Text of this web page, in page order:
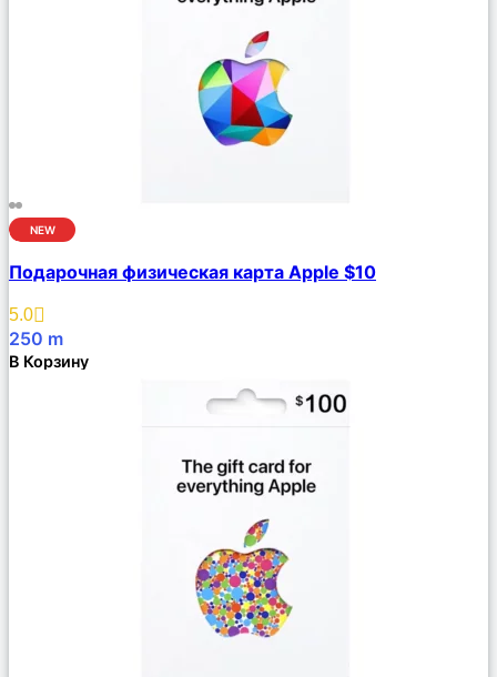
NEW
Описание
Избранное
Подарочная физическая карта Apple $10
5.0
250 m
В Корзину